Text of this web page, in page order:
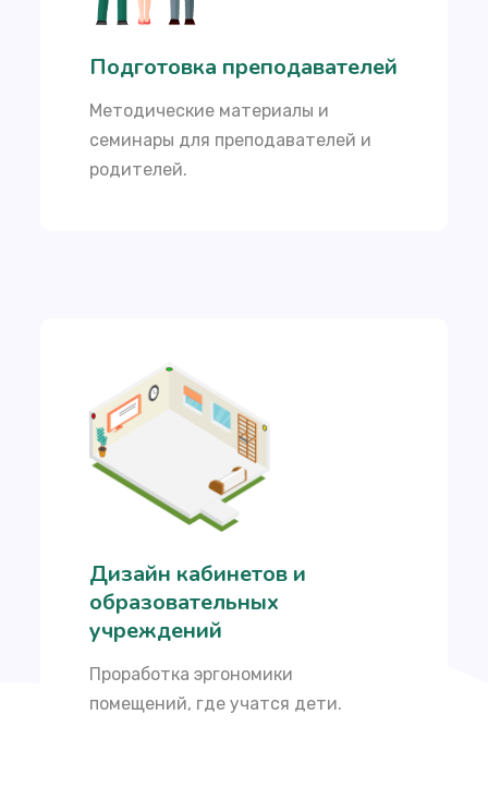
Подготовка преподавателей
Методические материалы и
семинары для преподавателей и
родителей.
Дизайн кабинетов и
образовательных
учреждений
Проработка эргономики
помещений, где учатся дети.